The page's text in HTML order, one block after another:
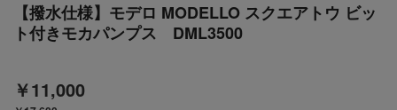
【撥水仕様】モデロ MODELLO スクエアトウ ビッ
ト付きモカパンプス DML3500
￥11,000